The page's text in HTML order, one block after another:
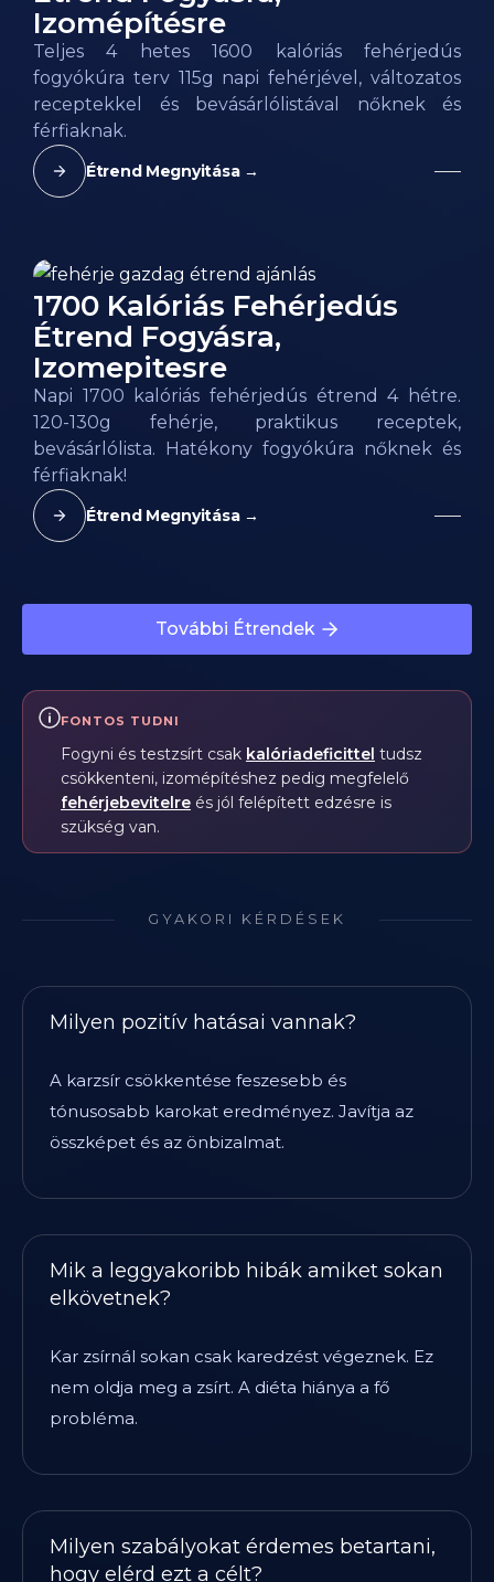
Izomépítésre
Teljes 4 hetes 1600 kalóriás fehérjedús
fogyókúra terv 115g napi fehérjével, változatos
receptekkel és bevásárlólistával nőknek és
férfiaknak.
Étrend Megnyitása →
1700 Kalóriás Fehérjedús
Étrend Fogyásra,
Izomepitesre
Napi 1700 kalóriás fehérjedús étrend 4 hétre.
120-130g fehérje, praktikus receptek,
bevásárlólista. Hatékony fogyókúra nőknek és
férfiaknak!
Étrend Megnyitása →
További Étrendek
FONTOS TUDNI
Fogyni és testzsírt csak kalóriadeficittel tudsz
csökkenteni, izomépítéshez pedig megfelelő
fehérjebevitelre és jól felépített edzésre is
szükség van.
GYAKORI KÉRDÉSEK
Milyen pozitív hatásai vannak?
A karzsír csökkentése feszesebb és
tónusosabb karokat eredményez. Javítja az
összképet és az önbizalmat.
Mik a leggyakoribb hibák amiket sokan
elkövetnek?
Kar zsírnál sokan csak karedzést végeznek. Ez
nem oldja meg a zsírt. A diéta hiánya a fő
probléma.
Milyen szabályokat érdemes betartani,
hogy elérd ezt a célt?